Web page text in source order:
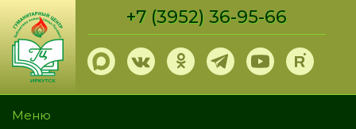
Перейти
основному
содержанию
+7 (3952) 36-95-66
Меню